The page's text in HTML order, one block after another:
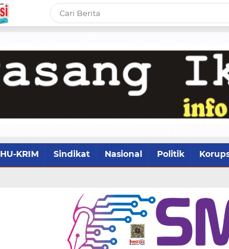
HU-KRIM Sindikat Nasional Politik